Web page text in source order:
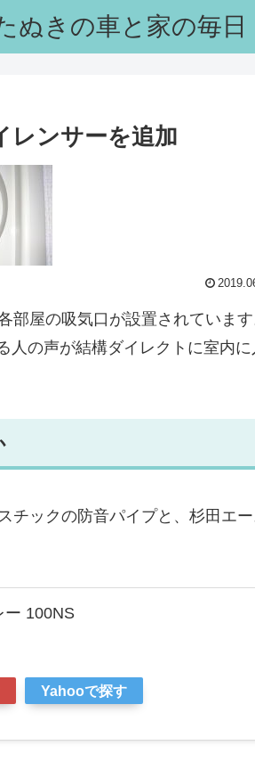
ぬきの車と家の毎日
レンサーを追加
屋の吸気口が設置されています
人の声が結構ダイレクトに室内
チックの防音パイプと、杉田エ
ー 100NS
Yahooで探す